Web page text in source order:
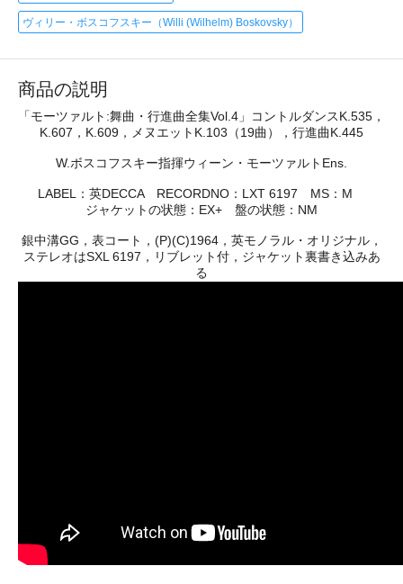
ヴィリー・ボスコフスキー（Willi (Wilhelm) Boskovsky）
商品の説明
「モーツァルト:舞曲・行進曲全集Vol.4」コントルダンスK.535，
K.607，K.609，メヌエットK.103（19曲），行進曲K.445
W.ボスコフスキー指揮ウィーン・モーツァルトEns.
LABEL：英DECCA RECORDNO：LXT 6197 MS：M
ジャケットの状態：EX+ 盤の状態：NM
銀中溝GG，表コート，(P)(C)1964，英モノラル・オリジナル，
ステレオはSXL 6197，リブレット付，ジャケット裏書き込みあ
る